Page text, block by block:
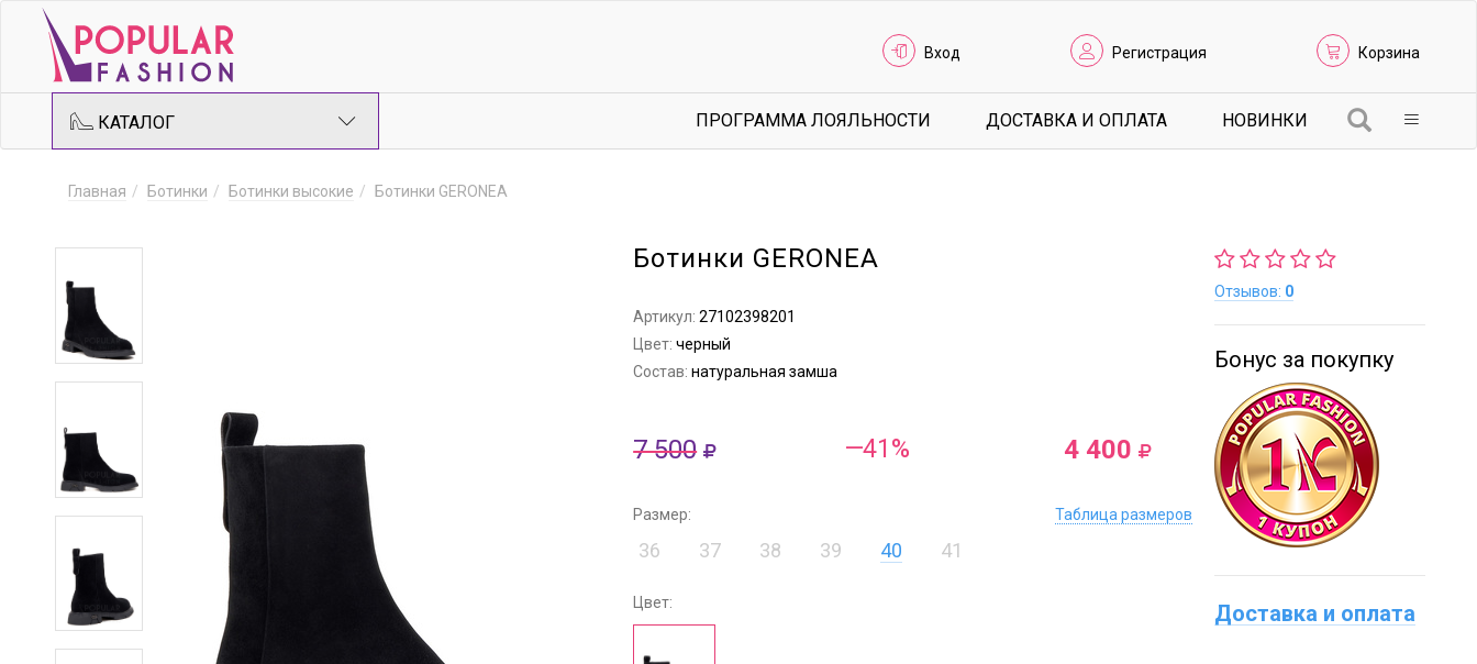
Вход Регистрация Корзина
КАТАЛОГ ПРОГРАММА ЛОЯЛЬНОСТИ ДОСТАВКА И ОПЛАТА НОВИНКИ
Главная Ботинки Ботинки высокие Ботинки GERONEA
Ботинки GERONEA
Артикул:27102398201
Цвет:черный
Состав:натуральная замша
7 500 —41% 4 400
Размер: Таблица размеров
36 37 38 39 40 41
Цвет:
Отзывов: 0
Бонус за покупку
Доставка и оплата